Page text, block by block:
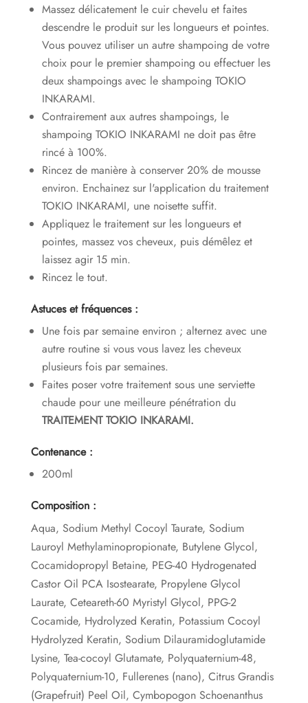
Massez délicatement le cuir chevelu et faites
descendre le produit sur les longueurs et pointes.
Vous pouvez utiliser un autre shampoing de votre
choix pour le premier shampoing ou effectuer les
deux shampoings avec le shampoing TOKIO
INKARAMI.
Contrairement aux autres shampoings, le
shampoing TOKIO INKARAMI ne doit pas être
rincé à 100%.
Rincez de manière à conserver 20% de mousse
environ. Enchainez sur l'application du traitement
TOKIO INKARAMI, une noisette suffit.
Appliquez le traitement sur les longueurs et
pointes, massez vos cheveux, puis démêlez et
laissez agir 15 min.
Rincez le tout.
Astuces et fréquences :
Une fois par semaine environ ; alternez avec une
autre routine si vous vous lavez les cheveux
plusieurs fois par semaines.
Faites poser votre traitement sous une serviette
chaude pour une meilleure pénétration du
TRAITEMENT TOKIO INKARAMI.
Contenance:
200ml
Composition :
Aqua, Sodium Methyl Cocoyl Taurate, Sodium
Lauroyl Methylaminopropionate, Butylene Glycol,
Cocamidopropyl Betaine, PEG-40 Hydrogenated
Castor Oil PCA Isostearate, Propylene Glycol
Laurate, Ceteareth-60 Myristyl Glycol, PPG-2
Cocamide, Hydrolyzed Keratin, Potassium Cocoyl
Hydrolyzed Keratin, Sodium Dilauramidoglutamide
Lysine, Tea-cocoyl Glutamate, Polyquaternium-48,
Polyquaternium-10, Fullerenes (nano), Citrus Grandis
(Grapefruit) Peel Oil, Cymbopogon Schoenanthus